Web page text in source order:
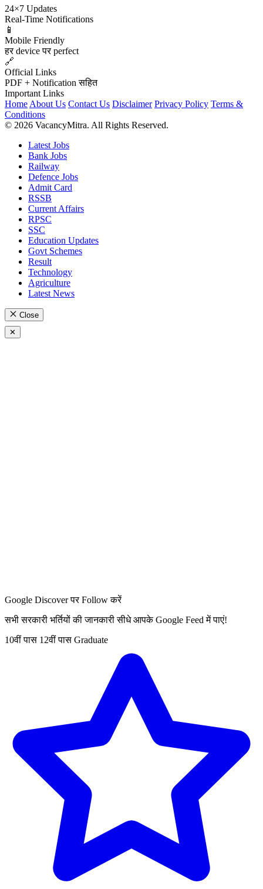
24×7 Updates
Real-Time Notifications
📱
Mobile Friendly
हर device पर perfect
🔗
Official Links
PDF + Notification सहित
Important Links
Home About Us Contact Us Disclaimer Privacy Policy Terms &
Conditions
© 2026 VacancyMitra. All Rights Reserved.
Latest Jobs
Bank Jobs
Railway
Defence Jobs
Admit Card
RSSB
Current Affairs
RPSC
SSC
Education Updates
Govt Schemes
Result
Technology
Agriculture
Latest News
Close
✕
Google Discover पर Follow करें
सभी सरकारी भर्तियों की जानकारी सीधे आपके Google Feed में पाएं!
10वीं पास 12वीं पास Graduate